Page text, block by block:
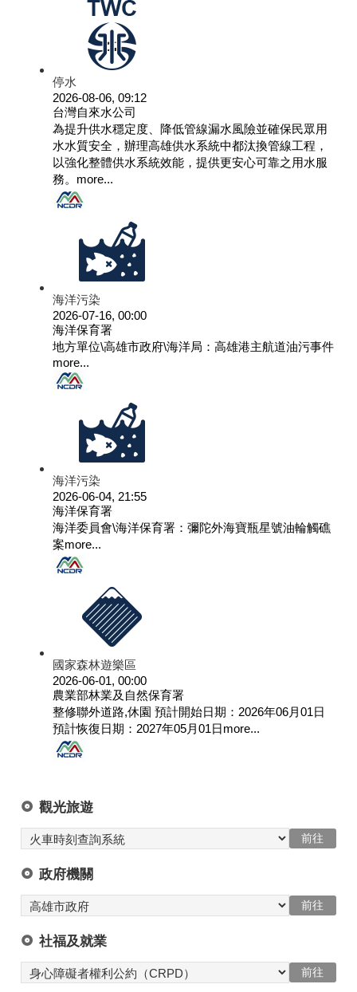
停水
2026-08-06, 09:12
台灣自來水公司
為提升供水穩定度、降低管線漏水風險並確保民眾用
水水質安全，辦理高雄供水系統中都汰換管線工程，
以強化整體供水系統效能，提供更安心可靠之用水服
務。 more...
海洋污染
2026-07-16, 00:00
海洋保育署
地方單位\高雄市政府\海洋局：高雄港主航道油污事件
more...
海洋污染
2026-06-04, 21:55
海洋保育署
海洋委員會\海洋保育署：彌陀外海寶瓶星號油輪觸礁
案more...
國家森林遊樂區
2026-06-01, 00:00
農業部林業及自然保育署
整修聯外道路,休園 預計開始日期：2026年06月01日
預計恢復日期：2027年05月01日more...
觀光旅遊
政府機關
社福及就業